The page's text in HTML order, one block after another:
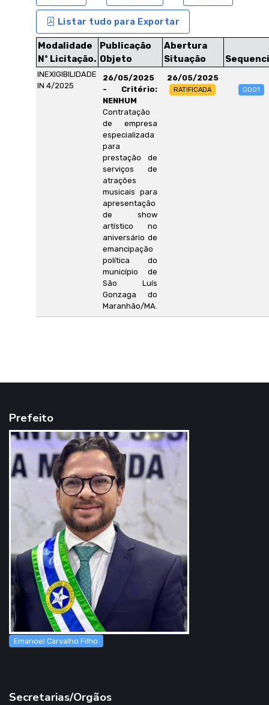
Listar tudo para Exportar
Modalidade
Nº Licitação.
Publicação
Objeto
Abertura
Situação
INEXIGIBILIDADE
IN 4/2025
26/05/2025
- Critério:
NENHUM
Contratação
de empresa
especializada
para
prestação de
serviços de
atrações
musicais para
apresentação
de show
artístico no
aniversário de
emancipação
política do
município de
São Luís
Gonzaga do
Maranhão/MA.
26/05/2025
RATIFICADA 0001
Prefeito
Emanoel Carvalho Filho
Secretarias/Orgãos